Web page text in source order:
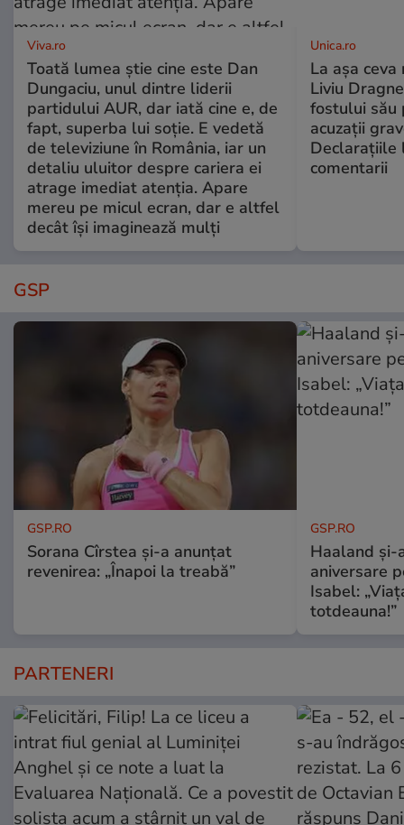
Viva.ro
Toată lumea știe cine este Dan
Dungaciu, unul dintre liderii
partidului AUR, dar iată cine e, de
fapt, superba lui soție. E vedetă
de televiziune în România, iar un
detaliu uluitor despre cariera ei
atrage imediat atenția. Apare
mereu pe micul ecran, dar e altfel
decât își imaginează mulți
Unica.ro
La așa
Liviu
fostului său
acuzații
Declarațiile
comentarii
GSP
GSP.RO
Sorana Cîrstea și-a anunțat
revenirea: „Înapoi la treabă”
GSP.RO
Haaland
aniversare
Isabel:
totdeauna!”
PARTENERI